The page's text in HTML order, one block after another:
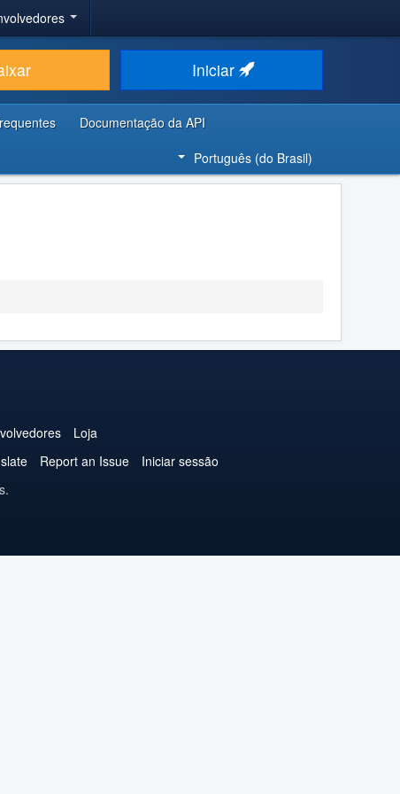
Iniciar
Documentação da API
Português (do Brasil)
Loja
Report an Issue
Iniciar sessão